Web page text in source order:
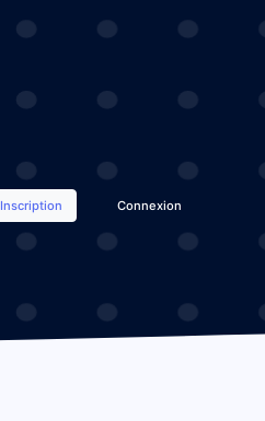
Inscription Connexion